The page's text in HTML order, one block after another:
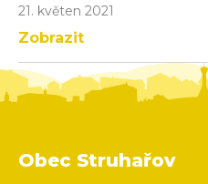
21. květen 2021
Zobrazit
Obec Struhařov